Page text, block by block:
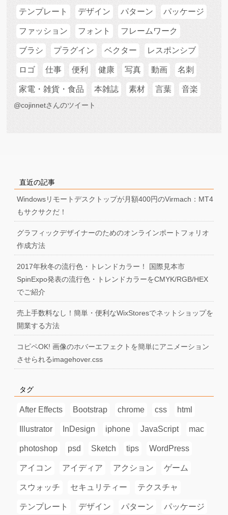
テンプレート デザイン パターン パッケージ
ファッション フォント フレームワーク
ブラシ プラグイン ベクター レスポンシブ
ロゴ 仕事 便利 健康 写真 動画 名刺
家電・雑貨・食品 本雑誌 素材 言葉 音楽
@cojinnetさんのツイート
直近の記事
Windowsリモートデスクトップが月額400円のVirmach：MT4
もサクサクだ！
グラフィックデザイナーのためのオンラインポートフォリオ
作成方法
2017年秋冬の流行色・トレンドカラー！ 国際見本市
SpinExpo発表の流行色・トレンドカラーをCMYK/RGB/HEX
でご紹介
売上手数料なし！簡単・便利なWixStoresでネットショップを
開業する方法
コピペOK! 画像のホバーエフェクトを簡単にアニメーション
させられるimagehover.css
タグ
After Effects Bootstrap chrome css html
Illustrator InDesign iphone JavaScript mac
photoshop psd Sketch tips WordPress
アイコン アイディア アクション ゲーム
スウォッチ セキュリティー テクスチャ
テンプレート デザイン パターン パッケージ